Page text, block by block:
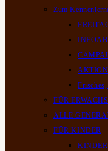
Zum
FÜR
ALLE
FÜR KINDER